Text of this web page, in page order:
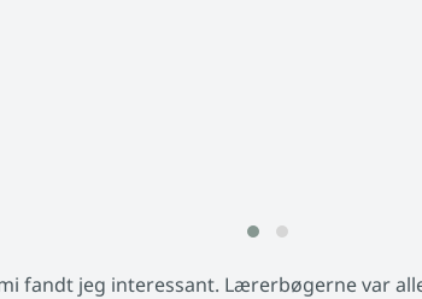
fandt jeg interessant. Lærerbøgerne var